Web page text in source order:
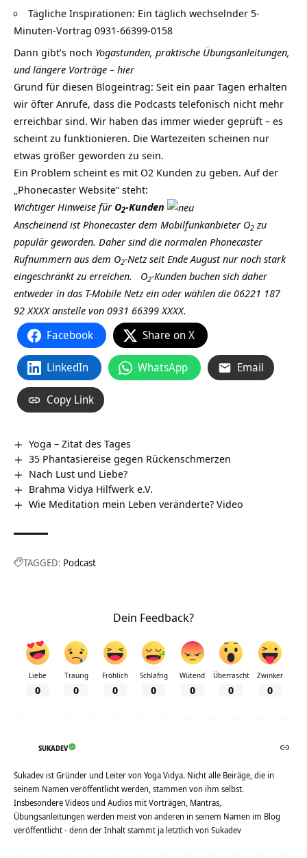
Tägliche Inspirationen: Ein täglich wechselnder 5-
Minuten-Vortrag 0931-66399-0158
Dann gibt’s noch Yogastunden, praktische Übungsanleitungen,
und längere Vorträge – hier
Grund für diesen Blogeintrag: Seit ein paar Tagen erhalten
wir öfter Anrufe, dass die Podcasts telefonisch nicht mehr
erreichbar sind. Wir haben das immer wieder geprüft – es
scheint zu funktionieren. Die Wartezeiten scheinen nur
etwas größer geworden zu sein.
Ein Problem scheint es mit O2 Kunden zu geben. Auf der
„Phonecaster Website“ steht:
Wichtiger Hinweise für O2-Kunden
Anscheinend ist Phonecaster dem Mobilfunkanbieter O2 zu
populär geworden. Daher sind die normalen Phonecaster
Rufnummern aus dem O2-Netz seit Ende August nur noch stark
eingeschränkt zu erreichen. O2-Kunden buchen sich daher
entweder in das T-Mobile Netz ein oder wählen die 06221 187
92 XXXXanstelle von 0931 66399 XXXX.
Facebook Share on X
LinkedIn WhatsApp Email
Copy Link
Yoga – Zitat des Tages
35 Phantasiereise gegen Rückenschmerzen
Nach Lust und Liebe?
Brahma Vidya Hilfwerk e.V.
Wie Meditation mein Leben veränderte? Video
TAGGED: Podcast
Dein Feedback?
Liebe
0
Traurig
0
Fröhlich
0
Schläfrig
0
Wütend
0
Überrascht
0
Zwinker
0
SUKADEV
Sukadev ist Gründer und Leiter von Yoga Vidya. Nicht alle Beiräge, die in
seinem Namen veröffentlicht werden, stammen von ihm selbst.
Insbesondere Videos und Audios mit Vorträgen, Mantras,
Übungsanleitungen werden meist von anderen in seinem Namen im Blog
veröffentlicht - denn der Inhalt stammt ja letztlich von Sukadev